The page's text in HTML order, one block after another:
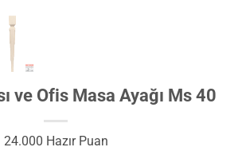
ve Ofis Masa Ayağı Ms 40
24.000 Hazır Puan